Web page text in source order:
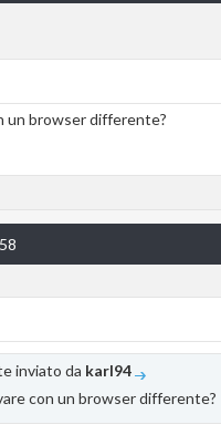
un browser differente?
inviato da karl94
con un browser differente?